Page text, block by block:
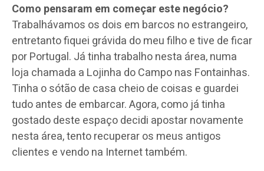
Como pensaram em começar este negócio?
Trabalhávamos os dois em barcos no estrangeiro,
entretanto fiquei grávida do meu filho e tive de ficar
por Portugal. Já tinha trabalho nesta área, numa
loja chamada a Lojinha do Campo nas Fontainhas.
Tinha o sótão de casa cheio de coisas e guardei
tudo antes de embarcar. Agora, como já tinha
gostado deste espaço decidi apostar novamente
nesta área, tento recuperar os meus antigos
clientes e vendo na Internet também.